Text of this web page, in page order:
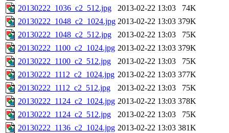
20130222_1036_c2_512.jpg
2013-02-22 13:03
74K
20130222_1048_c2_1024.jpg 2013-02-22 13:03 379K
20130222_1048_c2_512.jpg
2013-02-22 13:03
75K
20130222_1100_c2_1024.jpg 2013-02-22 13:03 379K
20130222_1100_c2_512.jpg
2013-02-22 13:03
75K
20130222_1112_c2_1024.jpg 2013-02-22 13:03 377K
20130222_1112_c2_512.jpg
2013-02-22 13:03
75K
20130222_1124_c2_1024.jpg 2013-02-22 13:03 378K
20130222_1124_c2_512.jpg
2013-02-22 13:03
75K
20130222_1136_c2_1024.jpg 2013-02-22 13:03 381K